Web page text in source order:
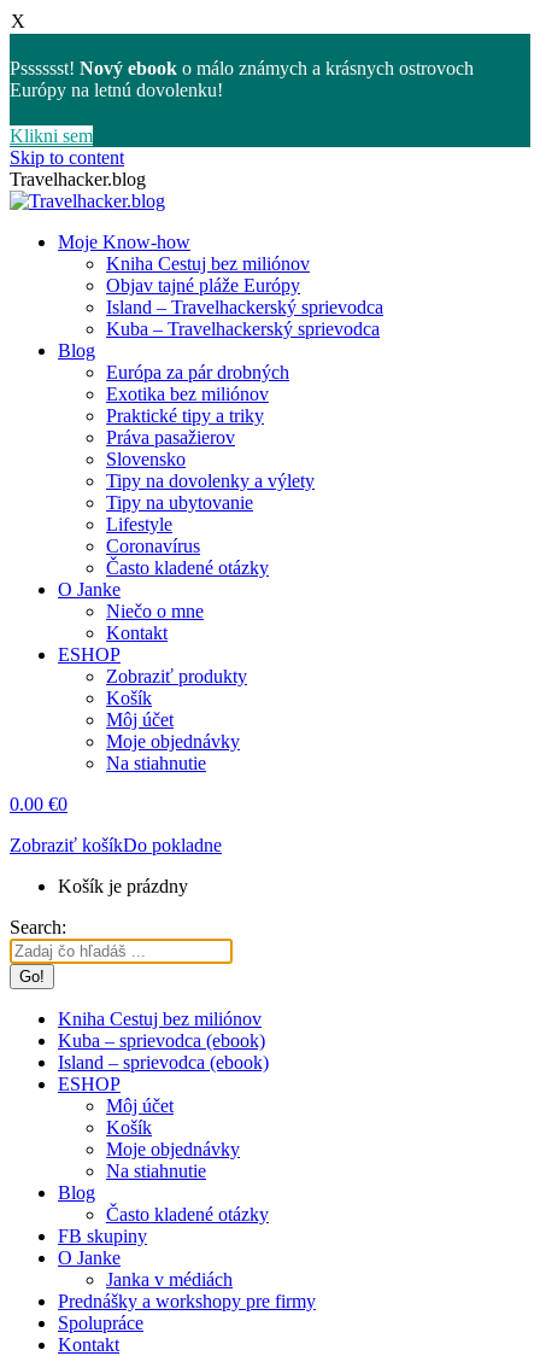
X
Psssssst! Nový ebook o málo známych a krásnych ostrovoch
Európy na letnú dovolenku!
Klikni sem
Skip to content
Travelhacker.blog
Moje Know-how
Kniha Cestuj bez miliónov
Objav tajné pláže Európy
Island – Travelhackerský sprievodca
Kuba – Travelhackerský sprievodca
Blog
Európa za pár drobných
Exotika bez miliónov
Praktické tipy a triky
Práva pasažierov
Slovensko
Tipy na dovolenky a výlety
Tipy na ubytovanie
Lifestyle
Coronavírus
Často kladené otázky
O Janke
Niečo o mne
Kontakt
ESHOP
Zobraziť produkty
Košík
Môj účet
Moje objednávky
Na stiahnutie
0.00 €0
Zobraziť košíkDo pokladne
Košík je prázdny
Search:
Kniha Cestuj bez miliónov
Kuba – sprievodca (ebook)
Island – sprievodca (ebook)
ESHOP
Môj účet
Košík
Moje objednávky
Na stiahnutie
Blog
Často kladené otázky
FB skupiny
O Janke
Janka v médiách
Prednášky a workshopy pre firmy
Spolupráce
Kontakt